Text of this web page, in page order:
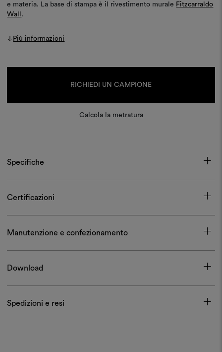
e materia. La base di stampa è il rivestimento murale Fitzcarraldo
Wall .
Più informazioni
RICHIEDI UN CAMPIONE
Calcola la metratura
Specifiche
Certificazioni
Manutenzione e confezionamento
Download
Spedizioni e resi